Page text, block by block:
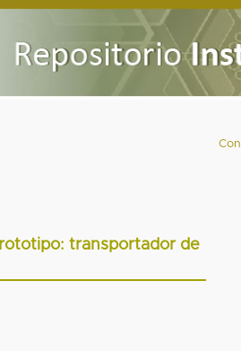
transportador de